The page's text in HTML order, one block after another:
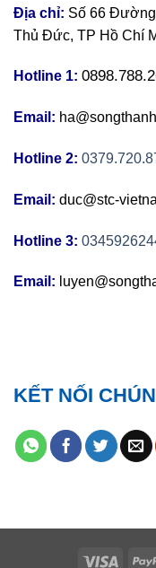
Địa chỉ: Số 66 Đường
Thủ Đức, TP Hồ Chí
Hotline 1:
Email:
Hotline 2:
Email: duc@stc-
Hotline 3:
Email:
KẾT NỐI
Visa